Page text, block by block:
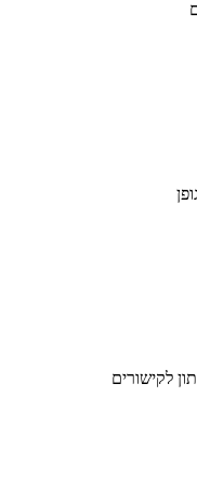
לקישורים